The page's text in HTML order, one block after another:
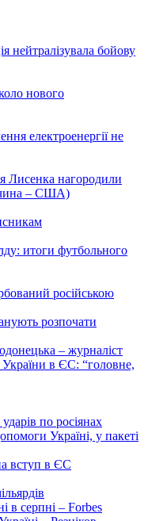
нейтралізувала бойову
нового
електроенергії не
Лисенка нагородили
– США)
итоги футбольного
російською
розпочати
– журналіст
України в ЄС: “головне,
по росіянах
Україні, у пакеті
вступ в ЄС
в серпні – Forbes